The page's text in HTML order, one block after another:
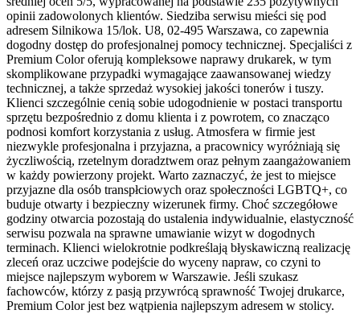
opinii zadowolonych klientów. Siedziba serwisu mieści się pod
adresem Silnikowa 15/lok. U8, 02-495 Warszawa, co zapewnia
dogodny dostęp do profesjonalnej pomocy technicznej. Specjaliści z
Premium Color oferują kompleksowe naprawy drukarek, w tym
skomplikowane przypadki wymagające zaawansowanej wiedzy
technicznej, a także sprzedaż wysokiej jakości tonerów i tuszy.
Klienci szczególnie cenią sobie udogodnienie w postaci transportu
sprzętu bezpośrednio z domu klienta i z powrotem, co znacząco
podnosi komfort korzystania z usług. Atmosfera w firmie jest
niezwykle profesjonalna i przyjazna, a pracownicy wyróżniają się
życzliwością, rzetelnym doradztwem oraz pełnym zaangażowaniem
w każdy powierzony projekt. Warto zaznaczyć, że jest to miejsce
przyjazne dla osób transpłciowych oraz społeczności LGBTQ+, co
buduje otwarty i bezpieczny wizerunek firmy. Choć szczegółowe
godziny otwarcia pozostają do ustalenia indywidualnie, elastyczność
serwisu pozwala na sprawne umawianie wizyt w dogodnych
terminach. Klienci wielokrotnie podkreślają błyskawiczną realizację
zleceń oraz uczciwe podejście do wyceny napraw, co czyni to
miejsce najlepszym wyborem w Warszawie. Jeśli szukasz
fachowców, którzy z pasją przywrócą sprawność Twojej drukarce,
Premium Color jest bez wątpienia najlepszym adresem w stolicy.